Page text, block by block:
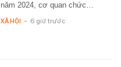
năm 2024, cơ quan chức…
XÃ HỘI - 6 giờ trước